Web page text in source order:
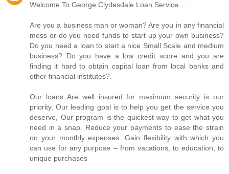
Welcome To George Clydesdale Loan Service….
Are you a business man or woman? Are you in any financial
mess or do you need funds to start up your own business?
Do you need a loan to start a nice Small Scale and medium
business? Do you have a low credit score and you are
finding it hard to obtain capital loan from local banks and
other financial institutes?.
Our loans Are well insured for maximum security is our
priority, Our leading goal is to help you get the service you
deserve, Our program is the quickest way to get what you
need in a snap. Reduce your payments to ease the strain
on your monthly expenses. Gain flexibility with which you
can use for any purpose – from vacations, to education, to
unique purchases